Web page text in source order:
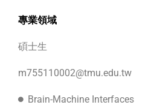
專業領域
碩士生
m755110002@tmu.edu.tw
Brain-Machine Interfaces